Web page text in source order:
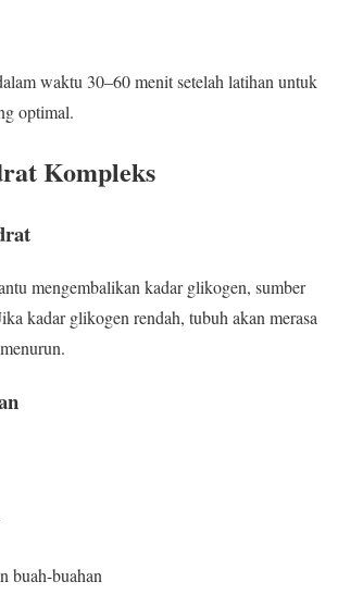
waktu 30–60 menit setelah latihan untuk
optimal.
Kompleks
mengembalikan kadar glikogen, sumber
kadar glikogen rendah, tubuh akan merasa
buah-buahan